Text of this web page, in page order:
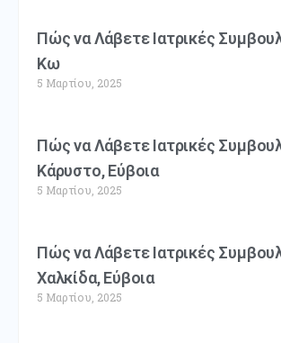
Πώς να Λάβετε Ιατρικές
Κω
5 Μαρτίου, 2025
Πώς να Λάβετε Ιατρικές
Κάρυστο, Εύβοια
5 Μαρτίου, 2025
Πώς να Λάβετε Ιατρικές
Χαλκίδα, Εύβοια
5 Μαρτίου, 2025